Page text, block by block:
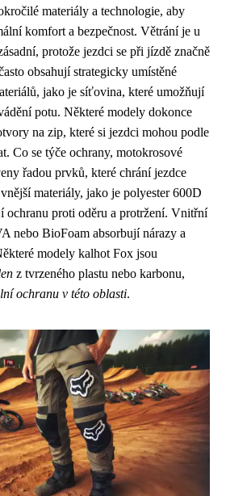
materiály a technologie, aby
komfort a bezpečnost. Větrání je u
protože jezdci se při jízdě značně
obsahují strategicky umístěné
jako je síťovina, které umožňují
potu. Některé modely dokonce
na zip, které si jezdci mohou podle
Co se týče ochrany, motokrosové
řadou prvků, které chrání jezdce
materiály, jako je polyester 600D
ochranu proti oděru a protržení. Vnitřní
nebo BioFoam absorbují nárazy a
modely kalhot Fox jsou
z tvrzeného plastu nebo karbonu,
ochranu v této oblasti.